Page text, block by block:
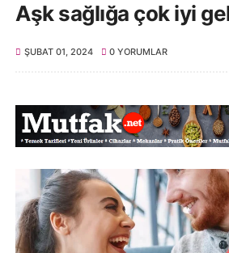
Aşk sağlığa çok iyi
ŞUBAT 01, 2024 0 YORUMLAR